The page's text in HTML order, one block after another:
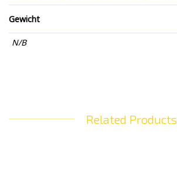
Gewicht
N/B
Related Products